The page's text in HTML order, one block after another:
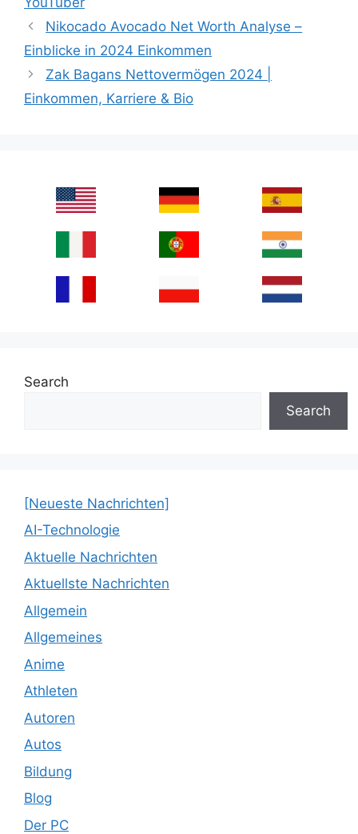
Nikocado Avocado Net Worth Analyse –
Einblicke in 2024 Einkommen
Zak Bagans Nettovermögen 2024 |
Einkommen, Karriere & Bio
Search
Search
[Neueste Nachrichten]
AI-Technologie
Aktuelle Nachrichten
Aktuellste Nachrichten
Allgemein
Allgemeines
Anime
Athleten
Autoren
Autos
Bildung
Blog
Der PC